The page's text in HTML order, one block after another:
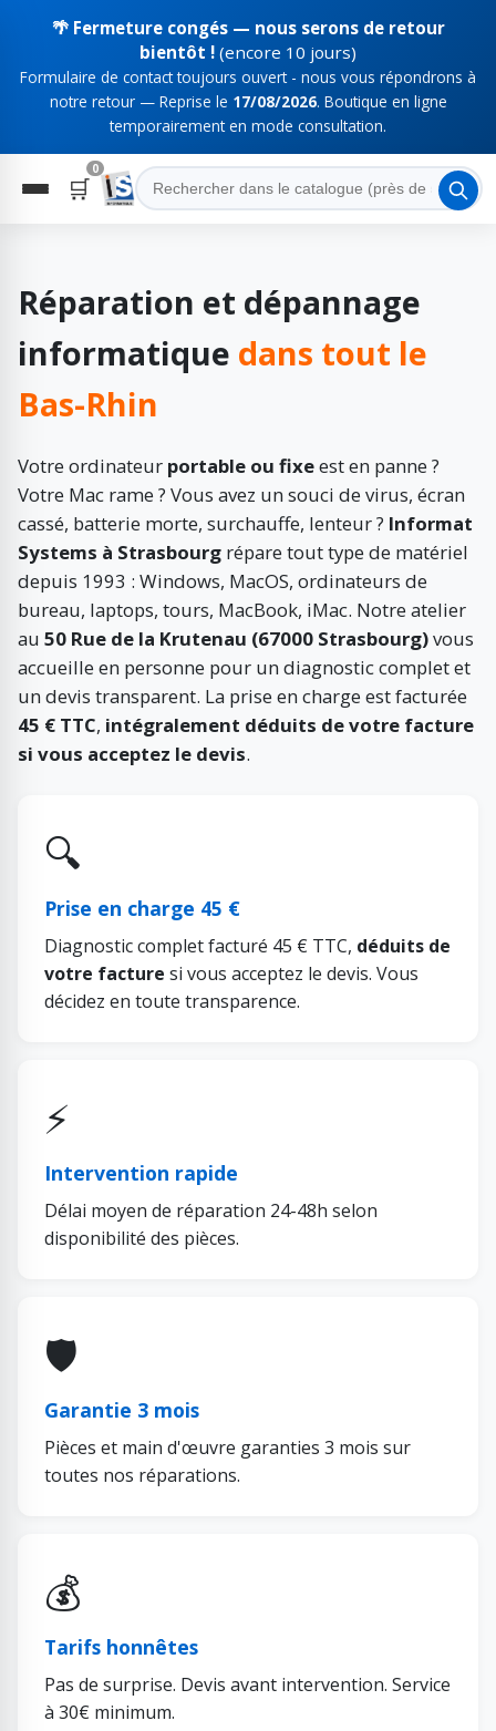
🌴 Fermeture congés — nous serons de retour
bientôt ! (encore 10 jours)
Formulaire de contact toujours ouvert - nous vous répondrons à
notre retour — Reprise le 17/08/2026. Boutique en ligne
temporairement en mode consultation.
🛒
0
Réparation et dépannage
informatique dans tout le
Bas-Rhin
Votre ordinateur portable ou fixeest en panne ?
Votre Mac rame ? Vous avez un souci de virus, écran
cassé, batterie morte, surchauffe, lenteur ? Informat
Systems à Strasbourg répare tout type de matériel
depuis 1993 : Windows, MacOS, ordinateurs de
bureau, laptops, tours, MacBook, iMac. Notre atelier
au 50 Rue de la Krutenau (67000 Strasbourg)vous
accueille en personne pour un diagnostic complet et
un devis transparent. La prise en charge est facturée
45 € TTC, intégralement déduits de votre facture
si vous acceptez le devis.
🔍
Prise en charge 45 €
Diagnostic complet facturé 45 € TTC, déduits de
votre facture si vous acceptez le devis. Vous
décidez en toute transparence.
⚡
Intervention rapide
Délai moyen de réparation 24-48h selon
disponibilité des pièces.
🛡️
Garantie 3 mois
Pièces et main d'œuvre garanties 3 mois sur
toutes nos réparations.
💰
Tarifs honnêtes
Pas de surprise. Devis avant intervention. Service
à 30€ minimum.